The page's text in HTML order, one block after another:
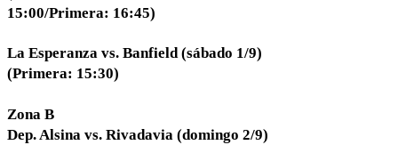
15:00/Primera: 16:45)
La Esperanza vs. Banfield (sábado 1/9)
(Primera: 15:30)
Zona B
Dep. Alsina vs. Rivadavia (domingo 2/9)